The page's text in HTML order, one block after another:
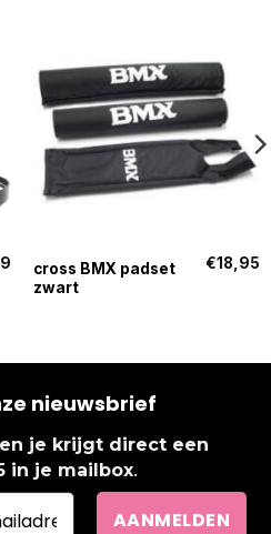
cross BMX padset
zwart
€18,95
nieuwsbrief
je krijgt direct een
in je mailbox.